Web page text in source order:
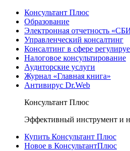
Консультант Плюс
Образование
Электронная отчетность
Управленческий консалтинг
Консалтинг в сфере
Налоговое консультирование
Аудиторские услуги
Журнал «Главная книга»
Антивирус Dr.Web
Консультант Плюс
Эффективный инструмент и
Купить Консультант Плюс
Новое в КонсультантПлюс